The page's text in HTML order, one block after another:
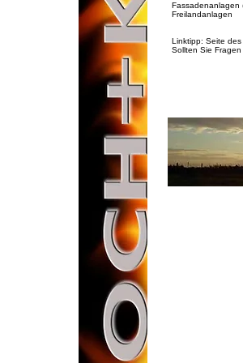
Fassadenanlagen
Freilandanlagen
Linktipp: Seite
Sollten Sie